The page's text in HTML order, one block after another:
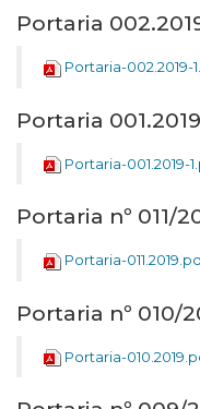
Portaria
Portaria-002.2019-
Portaria 001.2019
Portaria-001.2019-
Portaria nº 011/
Portaria-
Portaria nº 010/
Portaria-